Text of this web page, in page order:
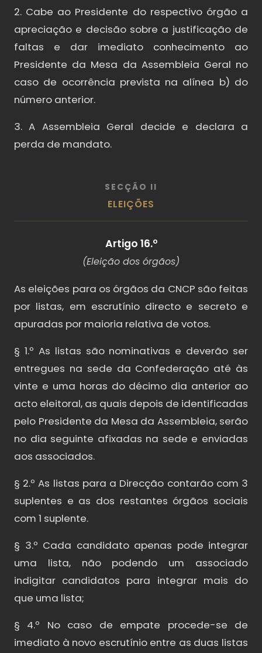
2. Cabe ao Presidente do respectivo órgão a
apreciação e decisão sobre a justificação de
faltas e dar imediato conhecimento ao
Presidente da Mesa da Assembleia Geral no
caso de ocorrência prevista na alínea b) do
número anterior.
3. A Assembleia Geral decide e declara a
perda de mandato.
SECÇÃO II
ELEIÇÕES
Artigo 16.º
(Eleição dos órgãos)
As eleições para os órgãos da CNCP são feitas
por listas, em escrutínio directo e secreto e
apuradas por maioria relativa de votos.
§ 1.º As listas são nominativas e deverão ser
entregues na sede da Confederação até às
vinte e uma horas do décimo dia anterior ao
acto eleitoral, as quais depois de identificadas
pelo Presidente da Mesa da Assembleia, serão
no dia seguinte afixadas na sede e enviadas
aos associados.
§ 2.º As listas para a Direcção contarão com 3
suplentes e as dos restantes órgãos sociais
com 1 suplente.
§ 3.º Cada candidato apenas pode integrar
uma lista, não podendo um associado
indigitar candidatos para integrar mais do
que uma lista;
§ 4.º No caso de empate procede-se de
imediato à novo escrutínio entre as duas listas